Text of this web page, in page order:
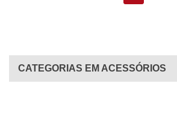
CATEGORIAS EM ACESSÓRIOS